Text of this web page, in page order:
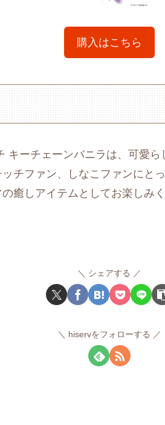
購入はこちら
キーチェーンバニラは、可愛
チファン、しなこファンにと
癒しアイテムとしてお楽しみく
シェアする
hiservをフォローする